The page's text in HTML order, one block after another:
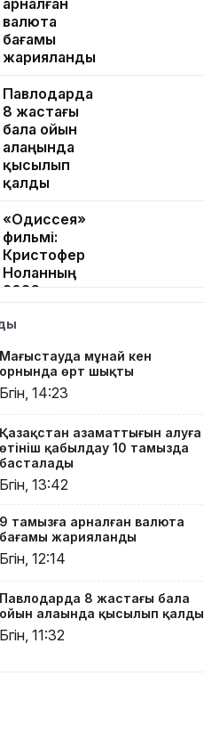
арналған
валюта
бағамы
жарияланды
Павлодарда
8 жастағы
бала ойын
алаңында
қысылып
қалды
«Одиссея»
фильмі:
Кристофер
Ноланның
2026
хитінің
мен
актерлері
Сингапур
Президентіне
құттықтау
жеделхатын
Түркия
Ресей мен
арасында
жаңа
келісім
жасауды
Маңғыстауда мұнай кен
орнында өрт шықты
Бүгін, 14:23
Қазақстан азаматтығын алуға
өтініш қабылдау 10 тамызда
басталады
Бүгін, 13:42
9 тамызға арналған валюта
бағамы жарияланды
Бүгін, 12:14
Павлодарда 8 жастағы бала
ойын алаңында қысылып қалды
Бүгін, 11:32